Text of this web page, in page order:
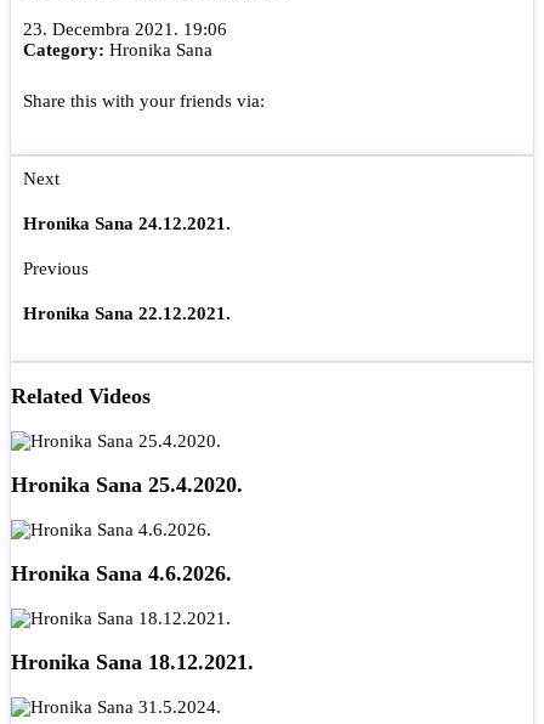
23. Decembra 2021. 19:06
Category: Hronika Sana
Share this with your friends via:
Next
Hronika Sana 24.12.2021.
Previous
Hronika Sana 22.12.2021.
Related Videos
Hronika Sana 25.4.2020.
Hronika Sana 4.6.2026.
Hronika Sana 18.12.2021.